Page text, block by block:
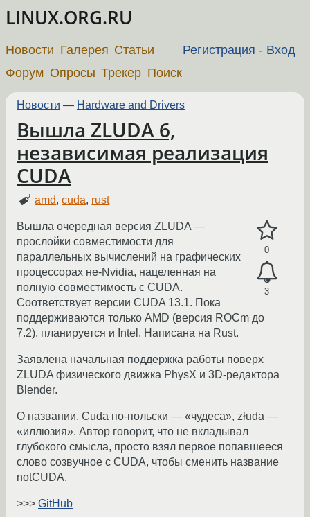
LINUX.ORG.RU
Регистрация - Вход
Новости Галерея Статьи
Форум Опросы Трекер Поиск
Новости — Hardware and Drivers
Вышла ZLUDA 6,
независимая реализация
CUDA
amd,cuda, rust
0
3
Вышла очередная версия ZLUDA —
прослойки совместимости для
параллельных вычислений на графических
процессорах не-Nvidia, нацеленная на
полную совместимость с CUDA.
Соответствует версии CUDA 13.1. Пока
поддерживаются только AMD (версия ROCm до
7.2), планируется и Intel. Написана на Rust.
Заявлена начальная поддержка работы поверх
ZLUDA физического движка PhysX и 3D-редактора
Blender.
О названии. Cuda по-польски — «чудеса», złuda —
«иллюзия». Автор говорит, что не вкладывал
глубокого смысла, просто взял первое попавшееся
слово созвучное с CUDA, чтобы сменить название
notCUDA.
>>> GitHub